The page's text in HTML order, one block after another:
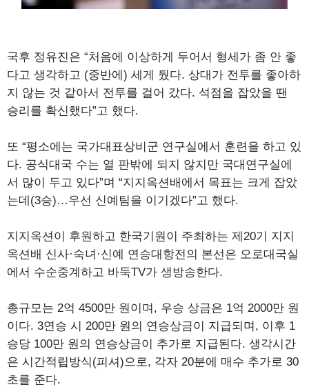
국후 정유진은 “처음에 이상하게 두어서 형세가 좀 안 좋
다고 생각하고 (중반에) 세게 뒀다. 상대가 전투를 좋아하
지 않는 것 같아서 전투를 걸어 갔다. 석점을 잡았을 땐
승리를 확신했다”고 했다.
또 “평소에는 국가대표상비군 연구실에서 훈련을 하고 있
다. 공식대국 수는 열 판밖에 되지 않지만 국대연구실에
서 많이 두고 있다”며 “지지옥션배에서 목표는 크게 잡았
는데(3승)…우선 신예팀을 이기겠다”고 했다.
지지옥션이 후원하고 한국기원이 주최하는 제20기 지지
옥션배 신사·숙녀·신예 연승대항전의 본선은 오로대국실
에서 수순중계하고 바둑TV가 생방송한다.
총규모는 2억 4500만 원이며, 우승 상금은 1억 2000만 원
이다. 3연승 시 200만 원의 연승상금이 지급되며, 이후 1
승당 100만 원의 연승상금이 추가로 지급된다. 생각시간
은 시간적립방식(피셔)으로, 각자 20분에 매수 추가로 30
초를 준다.